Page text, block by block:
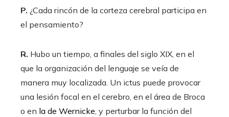
P. ¿Cada rincón de la corteza cerebral participa en
el pensamiento?
R. Hubo un tiempo, a finales del siglo XIX, en el
que la organización del lenguaje se veía de
manera muy localizada. Un ictus puede provocar
una lesión focal en el cerebro, en el área de Broca
o en la de Wernicke, y perturbar la función del